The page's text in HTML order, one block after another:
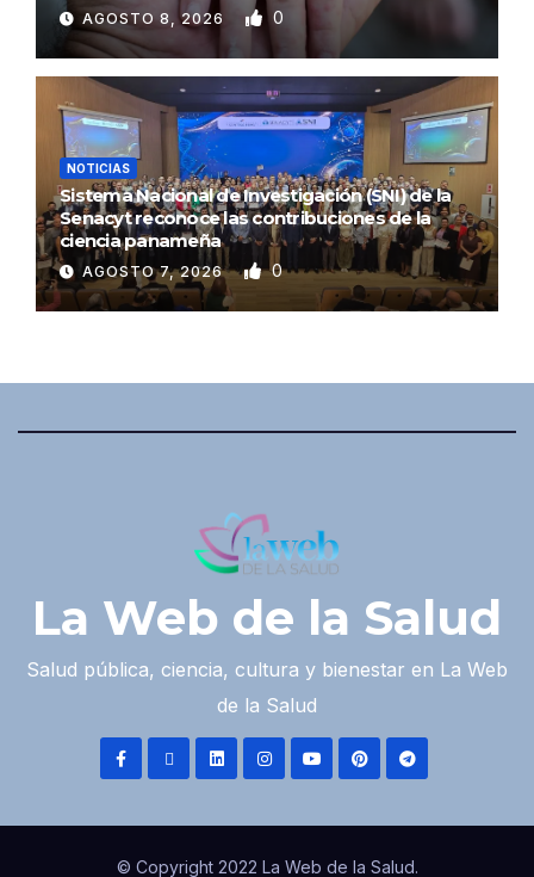
AGOSTO 8, 2026 0
NOTICIAS
Sistema Nacional de Investigación (SNI) de la
Senacyt reconoce las contribuciones de la
ciencia panameña
AGOSTO 7, 2026 0
La Web de la Salud
Salud pública, ciencia, cultura y bienestar en La Web
de la Salud
© Copyright 2022 La Web de la Salud.